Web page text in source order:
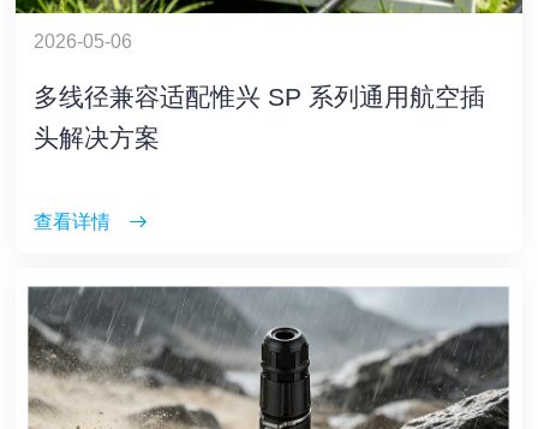
2026-05-06
多线径兼容适配惟兴 SP 系列通用航空插
头解决方案
查看详情